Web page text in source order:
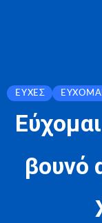
ΕΥΧΈΣ
βουνό